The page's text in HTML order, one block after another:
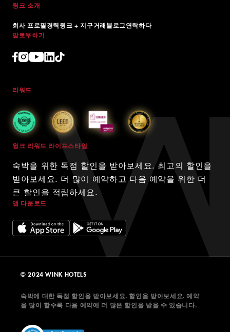
윙크 소개
회사 프로필경력윙크 + 지구거래블로그연락하다
팔로우하기
리워드
윙크 리워드 라이프스타일
숙박을 위한 독점 할인을 받아보세요. 최고의 할인을
받아보세요. 더 많이 예약하고 다음 예약을 위한 더
큰 할인을 적립하세요.
앱 다운로드
© 2024 WINK HOTELS
숙박에 대한 독점 할인을 받아보세요. 할인을 받아보세요. 예약
을 많이 할수록 다음 예약에 더 많은 할인을 받을 수 있습니다.